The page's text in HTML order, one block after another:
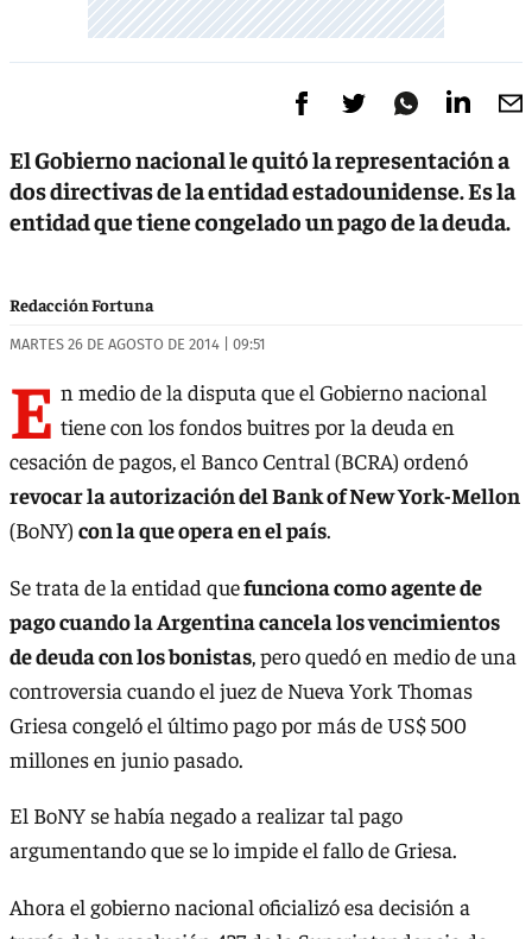
El Gobierno nacional le quitó la representación a
dos directivas de la entidad estadounidense. Es la
entidad que tiene congelado un pago de la deuda.
Redacción Fortuna
MARTES 26 DE AGOSTO DE 2014 | 09:51
E n medio de la disputa que el Gobierno nacional
tiene con los fondos buitres por la deuda en
cesación de pagos, el Banco Central (BCRA) ordenó
revocar la autorización del Bank of New York-Mellon
(BoNY) con la que opera en el país.
Se trata de la entidad quefunciona como agente de
pago cuando la Argentina cancela los vencimientos
de deuda con los bonistas, pero quedó en medio de una
controversia cuando el juez de Nueva York Thomas
Griesa congeló el último pago por más de US$ 500
millones en junio pasado.
El BoNY se había negado a realizar tal pago
argumentando que se lo impide el fallo de Griesa.
Ahora el gobierno nacional oficializó esa decisión a